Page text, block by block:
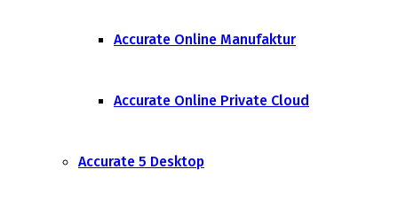
Accurate Online Manufaktur
Accurate Online Private Cloud
Accurate 5 Desktop